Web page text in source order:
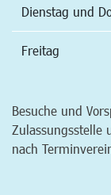
Dienstag und
Freitag
Besuche und
Zulassungsstelle
nach